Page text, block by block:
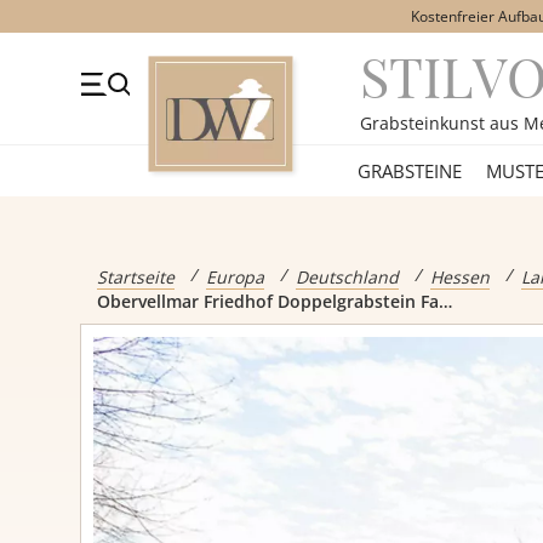
Kostenfreier
+49 (0)3641 4787525
Beratung Mo-Fr. 09-16 Uhr
GRABSTEINE
Grabsteinkunst aus
GRABSTEINE
Startseite Europa Deutschland Hessen
Obervellmar Friedhof Doppelgrabstein Familie Meyer